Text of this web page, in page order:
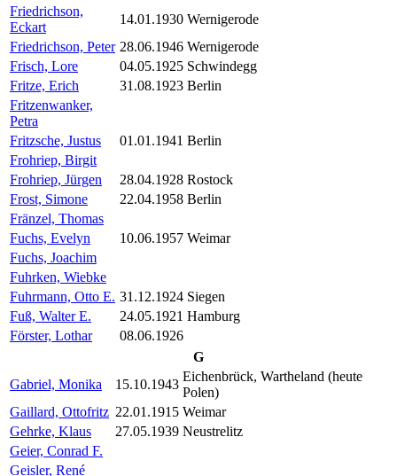
Friedrichson,
Eckart
14.01.1930 Wernigerode
Friedrichson, Peter 28.06.1946 Wernigerode
Frisch, Lore
04.05.1925 Schwindegg
Fritze, Erich
31.08.1923 Berlin
Fritzenwanker,
Petra
Fritzsche, Justus
01.01.1941 Berlin
Frohriep, Birgit
Frohriep, Jürgen
28.04.1928 Rostock
Frost, Simone
22.04.1958 Berlin
Fränzel, Thomas
Fuchs, Evelyn
10.06.1957 Weimar
Fuchs, Joachim
Fuhrken, Wiebke
Fuhrmann, Otto E. 31.12.1924 Siegen
Fuß, Walter E.
24.05.1921 Hamburg
Förster, Lothar
08.06.1926
G
Gabriel, Monika
15.10.1943
Eichenbrück, Wartheland (heute
Polen)
Gaillard, Ottofritz 22.01.1915 Weimar
Gehrke, Klaus
27.05.1939 Neustrelitz
Geier, Conrad F.
Geisler, René